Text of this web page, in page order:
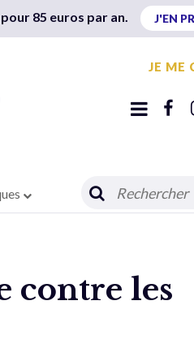
85 euros par an. J'EN
JE ME
contre les